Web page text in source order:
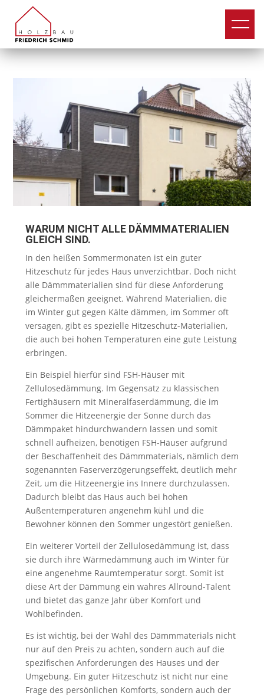
WARUM NICHT ALLE DÄMMMATERIALIEN
GLEICH SIND.
In den heißen Sommermonaten ist ein guter
Hitzeschutz für jedes Haus unverzichtbar. Doch nicht
alle Dämmmaterialien sind für diese Anforderung
gleichermaßen geeignet. Während Materialien, die
im Winter gut gegen Kälte dämmen, im Sommer oft
versagen, gibt es spezielle Hitzeschutz-Materialien,
die auch bei hohen Temperaturen eine gute Leistung
erbringen.
Ein Beispiel hierfür sind FSH-Häuser mit
Zellulosedämmung. Im Gegensatz zu klassischen
Fertighäusern mit Mineralfaserdämmung, die im
Sommer die Hitzeenergie der Sonne durch das
Dämmpaket hindurchwandern lassen und somit
schnell aufheizen, benötigen FSH-Häuser aufgrund
der Beschaffenheit des Dämmmaterials, nämlich dem
sogenannten Faserverzögerungseffekt, deutlich mehr
Zeit, um die Hitzeenergie ins Innere durchzulassen.
Dadurch bleibt das Haus auch bei hohen
Außentemperaturen angenehm kühl und die
Bewohner können den Sommer ungestört genießen.
Ein weiterer Vorteil der Zellulosedämmung ist, dass
sie durch ihre Wärmedämmung auch im Winter für
eine angenehme Raumtemperatur sorgt. Somit ist
diese Art der Dämmung ein wahres Allround-Talent
und bietet das ganze Jahr über Komfort und
Wohlbefinden.
Es ist wichtig, bei der Wahl des Dämmmaterials nicht
nur auf den Preis zu achten, sondern auch auf die
spezifischen Anforderungen des Hauses und der
Umgebung. Ein guter Hitzeschutz ist nicht nur eine
Frage des persönlichen Komforts, sondern auch der